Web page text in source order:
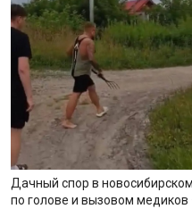
Дачный спор в
по голове и вызовом